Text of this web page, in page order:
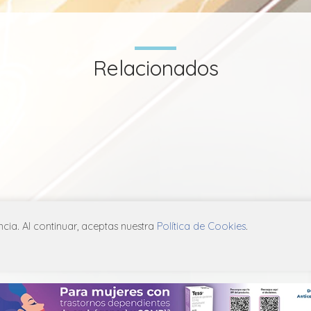
Relacionados
Al continuar, aceptas nuestra Política de Cookies.